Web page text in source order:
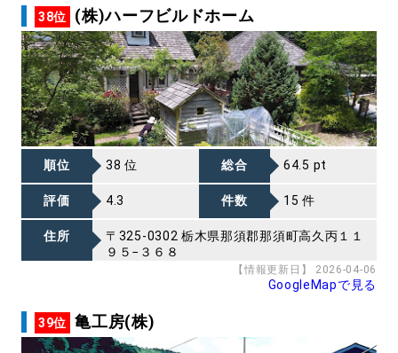
38位 (株)ハーフビルドホーム
順位 38 位 総合 64.5 pt
評価 4.3 件数 15 件
住所
〒325-0302 栃木県那須郡那須町高久丙１１
９５−３６８
【情報更新日】 2026-04-06
GoogleMapで見る
39位 亀工房(株)